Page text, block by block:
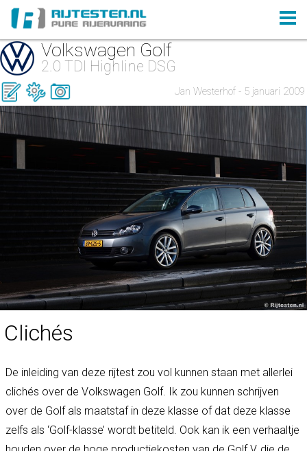
Volkswagen Golf
2.0 TDI Highline DSG
Jan Westerhof - 5 januari 2009
Clichés
De inleiding van deze rijtest zou vol kunnen staan met allerlei
clichés over de Volkswagen Golf. Ik zou kunnen schrijven
over de Golf als maatstaf in deze klasse of dat deze klasse
zelfs als ‘Golf-klasse’ wordt betiteld. Ook kan ik een verhaaltje